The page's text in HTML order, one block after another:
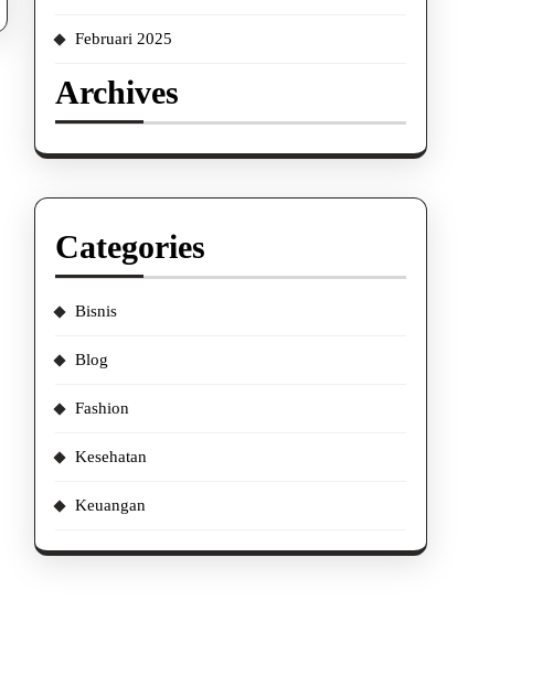
Februari 2025
Archives
Categories
Bisnis
Blog
Fashion
Kesehatan
Keuangan